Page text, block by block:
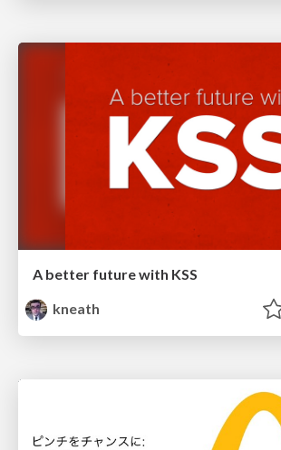
A better future with KSS
kneath